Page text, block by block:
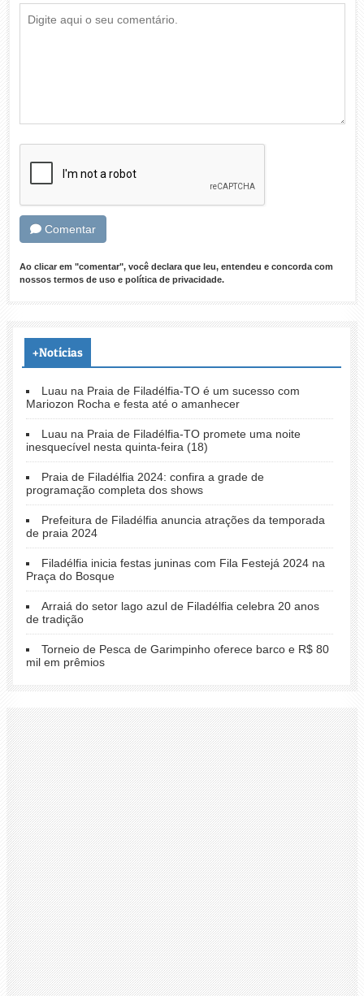
Comentar
Ao clicar em "comentar", você declara que leu, entendeu e concorda com
nossos termos de usoe política de privacidade.
+Notícias
Luau na Praia de Filadélfia-TO é um sucesso com
Mariozon Rocha e festa até o amanhecer
Luau na Praia de Filadélfia-TO promete uma noite
inesquecível nesta quinta-feira (18)
Praia de Filadélfia 2024: confira a grade de
programação completa dos shows
Prefeitura de Filadélfia anuncia atrações da temporada
de praia 2024
Filadélfia inicia festas juninas com Fila Festejá 2024 na
Praça do Bosque
Arraiá do setor lago azul de Filadélfia celebra 20 anos
de tradição
Torneio de Pesca de Garimpinho oferece barco e R$ 80
mil em prêmios